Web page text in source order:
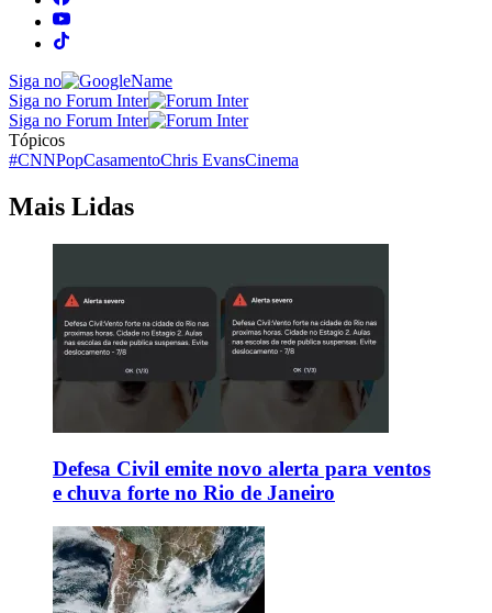
Siga no
Siga no Forum Inter
Siga no Forum Inter
Tópicos
#CNNPopCasamentoChris EvansCinema
Mais Lidas
Defesa Civil emite novo alerta para ventos
e chuva forte no Rio de Janeiro